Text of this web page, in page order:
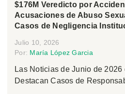
$176M Veredicto por
Acusaciones de Abuso
Casos de Negligencia
Julio 10, 2026
Por: María López Garcia
Las Noticias de Junio de 2026
Destacan Casos de